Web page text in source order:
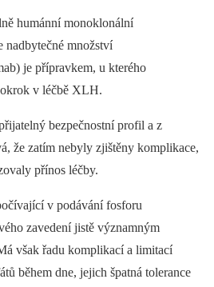
humánní monoklonální
nadbytečné množství
je přípravkem, u kterého
v léčbě XLH.
bezpečnostní profil a z
že zatím nebyly zjištěny komplikace,
přínos léčby.
v podávání fosforu
zavedení jistě významným
však řadu komplikací a limitací
během dne, jejich špatná tolerance